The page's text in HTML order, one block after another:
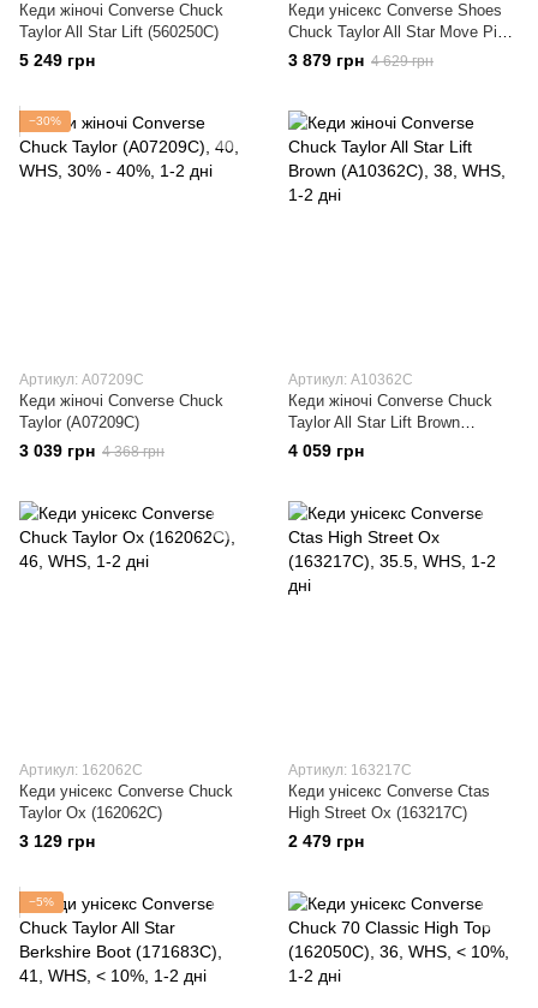
Кеди жіночі Converse Chuck
Taylor All Star Lift (560250C)
5 249 грн
Кеди унісекс Converse Shoes
Chuck Taylor All Star Move Pink
(A03544C)
3 879 грн 4 629 грн
−30%
Артикул: A07209C
Кеди жіночі Converse Chuck
Taylor (A07209C)
3 039 грн 4 368 грн
Артикул: A10362C
Кеди жіночі Converse Chuck
Taylor All Star Lift Brown
(A10362C)
4 059 грн
Артикул: 162062C
Кеди унісекс Converse Chuck
Taylor Ox (162062C)
3 129 грн
Артикул: 163217C
Кеди унісекс Converse Ctas
High Street Ox (163217C)
2 479 грн
−5%